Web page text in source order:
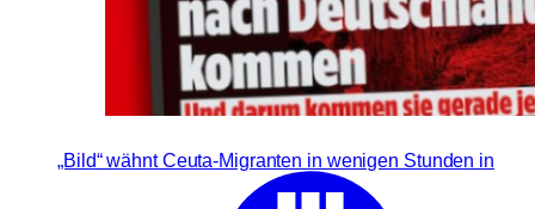
„Bild“ wähnt Ceuta-Migranten in wenigen Stunden in